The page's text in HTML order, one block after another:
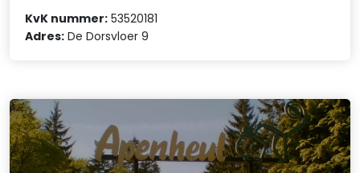
KvK nummer: 53520181
Adres: De Dorsvloer 9